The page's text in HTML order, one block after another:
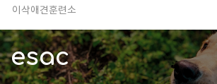
이삭애견훈련소
안전하고 행복한 펫티켓 선도!
경기도 화성시 봉담읍 위치
이찬종, 이웅종 소장 소개
esac